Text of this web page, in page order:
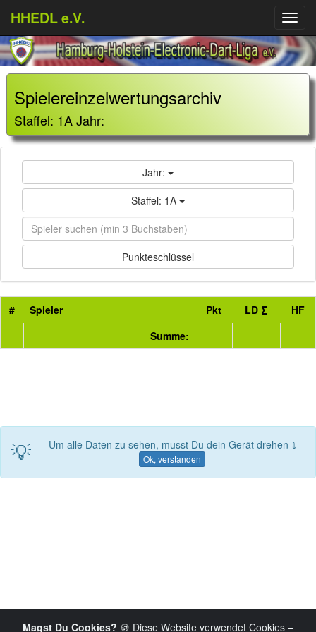
HHEDL e.V.
Menü
Spielereinzelwertungsarchiv
Staffel: 1A Jahr:
Jahr:
Staffel: 1A
Punkteschlüssel
# Spieler Pkt LD ∑
HF
Summe:
💡 Um alle Daten zu sehen, musst Du dein Gerät drehen ⤵
Ok, verstanden
Magst Du Cookies? 🍪 Diese Website verwendet Cookies –